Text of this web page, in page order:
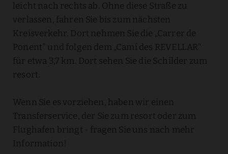
leicht nach rechts ab. Ohne diese Straße zu
verlassen, fahren Sie bis zum nächsten
Kreisverkehr. Dort nehmen Sie die „Carrer de
Ponent" und folgen dem „Camí des REVELLAR"
für etwa 3,7 km. Dort sehen Sie die Schilder zum
resort.
Wenn Sie es vorziehen, haben wir einen
Transferservice, der Sie zum resort oder zum
Flughafen bringt - fragen Sie uns nach mehr
Information!